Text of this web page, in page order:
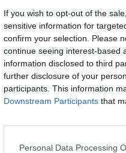
If you wish to opt-out of the
sensitive information for
confirm your selection. Please
continue seeing interest-based
information disclosed to third
further disclosure of your
participants. This information
Downstream Participants that
Personal Data Processing